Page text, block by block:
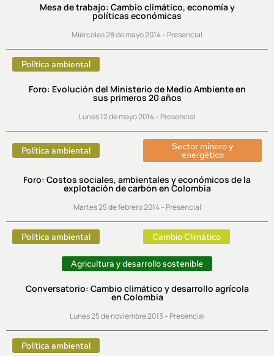
Mesa de trabajo: Cambio climático, economía y
políticas económicas
Miércoles 28 de mayo 2014 – Presencial
Política ambiental
Foro: Evolución del Ministerio de Medio Ambiente en
sus primeros 20 años
Lunes 12 de mayo 2014 – Presencial
Política ambiental Sector minero y
energético
Foro: Costos sociales, ambientales y económicos de la
explotación de carbón en Colombia
Martes 25 de febrero 2014 – Presencial
Política ambiental Cambio Climático
Agricultura y desarrollo sostenible
Conversatorio: Cambio climático y desarrollo agrícola
en Colombia
Lunes 25 de noviembre 2013 – Presencial
Política ambiental